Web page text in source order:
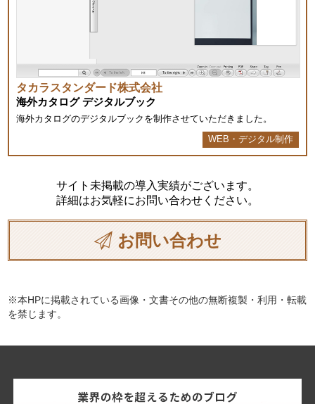
タカラスタンダード株式会社
海外カタログ デジタルブック
海外カタログのデジタルブックを制作させていただきました。
WEB・デジタル制作
サイト未掲載の導入実績がございます。
詳細はお気軽にお問い合わせください。
お問い合わせ
※本HPに掲載されている画像・文書その他の無断複製・利用・転載
を禁じます。